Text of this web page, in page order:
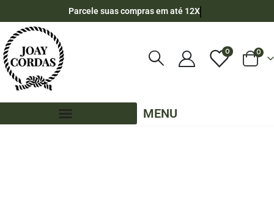
Parcele suas compras em até 12X
0 0
MENU